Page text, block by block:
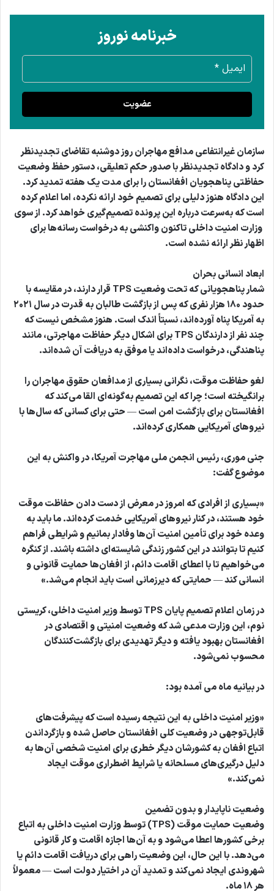
خبرنامه نوروز
عضویت
سازمان غیرانتفاعی مدافع مهاجران روز دوشنبه تقاضای تجدیدنظر
کرد و دادگاه تجدیدنظر با صدور حکم تعلیقی، دستور حفظ وضعیت
حفاظتی پناهجویان افغانستان را برای مدت یک هفته تمدید کرد.
این دادگاه هنوز دلیلی برای تصمیم خود ارائه نکرده، اما اعلام کرده
است که به‌سرعت درباره این پرونده تصمیم‌گیری خواهد کرد. از سوی
وزارت امنیت داخلی تاکنون واکنشی به درخواست رسانه‌ها برای
اظهار نظر ارائه نشده است.
ابعاد انسانی بحران
شمار پناهجویانی که تحت وضعیت TPS قرار دارند، در مقایسه با
حدود ۱۸۰ هزار نفری که پس از بازگشت طالبان به قدرت در سال ۲۰۲۱
به آمریکا پناه آورده‌اند، نسبتاً اندک است. هنوز مشخص نیست که
چند نفر از دارندگان TPS برای اشکال دیگر حفاظت مهاجرتی، مانند
پناهندگی، درخواست داده‌اند یا موفق به دریافت آن شده‌اند.
لغو حفاظت موقت، نگرانی‌ بسیاری از مدافعان حقوق مهاجران را
برانگیخته است؛ چرا که این تصمیم به‌گونه‌ای القا می‌کند که
افغانستان برای بازگشت امن است — حتی برای کسانی که سال‌ها با
نیروهای آمریکایی همکاری کرده‌اند.
جنی موری، رئیس انجمن ملی مهاجرت آمریکا، در واکنش به این
موضوع گفت:
«بسیاری از افرادی که امروز در معرض از دست دادن حفاظت موقت
خود هستند، در کنار نیروهای آمریکایی خدمت کرده‌اند. ما باید به
وعده خود برای تأمین امنیت آن‌ها وفادار بمانیم و شرایطی فراهم
کنیم تا بتوانند در این کشور زندگی شایسته‌ای داشته باشند. از کنگره
می‌خواهیم تا با اعطای اقامت دائم، از افغان‌ها حمایت قانونی و
انسانی کند — حمایتی که دیرزمانی است باید انجام می‌شد.»
در زمان اعلام تصمیم پایان TPS توسط وزیر امنیت داخلی، کریستی
نوم، این وزارت مدعی شد که وضعیت امنیتی و اقتصادی در
افغانستان بهبود یافته و دیگر تهدیدی برای بازگشت‌کنندگان
محسوب نمی‌شود.
در بیانیه ماه می آمده بود:
«وزیر امنیت داخلی به این نتیجه رسیده است که پیشرفت‌های
قابل‌توجهی در وضعیت کلی افغانستان حاصل شده و بازگرداندن
اتباع افغان به کشورشان دیگر خطری برای امنیت شخصی آن‌ها به
دلیل درگیری‌های مسلحانه یا شرایط اضطراری موقت ایجاد
نمی‌کند.»
وضعیت ناپایدار و بدون تضمین
وضعیت حمایت موقت (TPS) توسط وزارت امنیت داخلی به اتباع
برخی کشورها اعطا می‌شود و به آن‌ها اجازه اقامت و کار قانونی
می‌دهد. با این حال، این وضعیت راهی برای دریافت اقامت دائم یا
شهروندی ایجاد نمی‌کند و تمدید آن در اختیار دولت است — معمولاً
هر ۱۸ ماه.